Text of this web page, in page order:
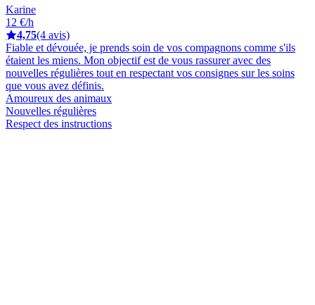
Karine
12 €/h
4,75(4 avis)
Fiable et dévouée, je prends soin de vos compagnons comme s'ils
étaient les miens. Mon objectif est de vous rassurer avec des
nouvelles régulières tout en respectant vos consignes sur les soins
que vous avez définis.
Amoureux des animaux
Nouvelles régulières
Respect des instructions